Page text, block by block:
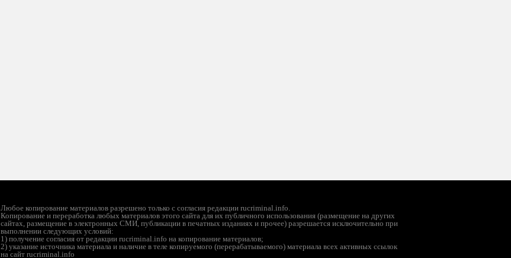
Любое копирование материалов разрешено только с согласия редакции rucriminal.info.
Копирование и переработка любых материалов этого сайта для их публичного использования (размещение на других
сайтах, размещение в электронных СМИ, публикации в печатных изданиях и прочее) разрешается исключительно при
выполнении следующих условий:
1) получение согласия от редакции rucriminal.info на копирование материалов;
2) указание источника материала и наличие в теле копируемого (перерабатываемого) материала всех активных ссылок
на сайт rucriminal.info